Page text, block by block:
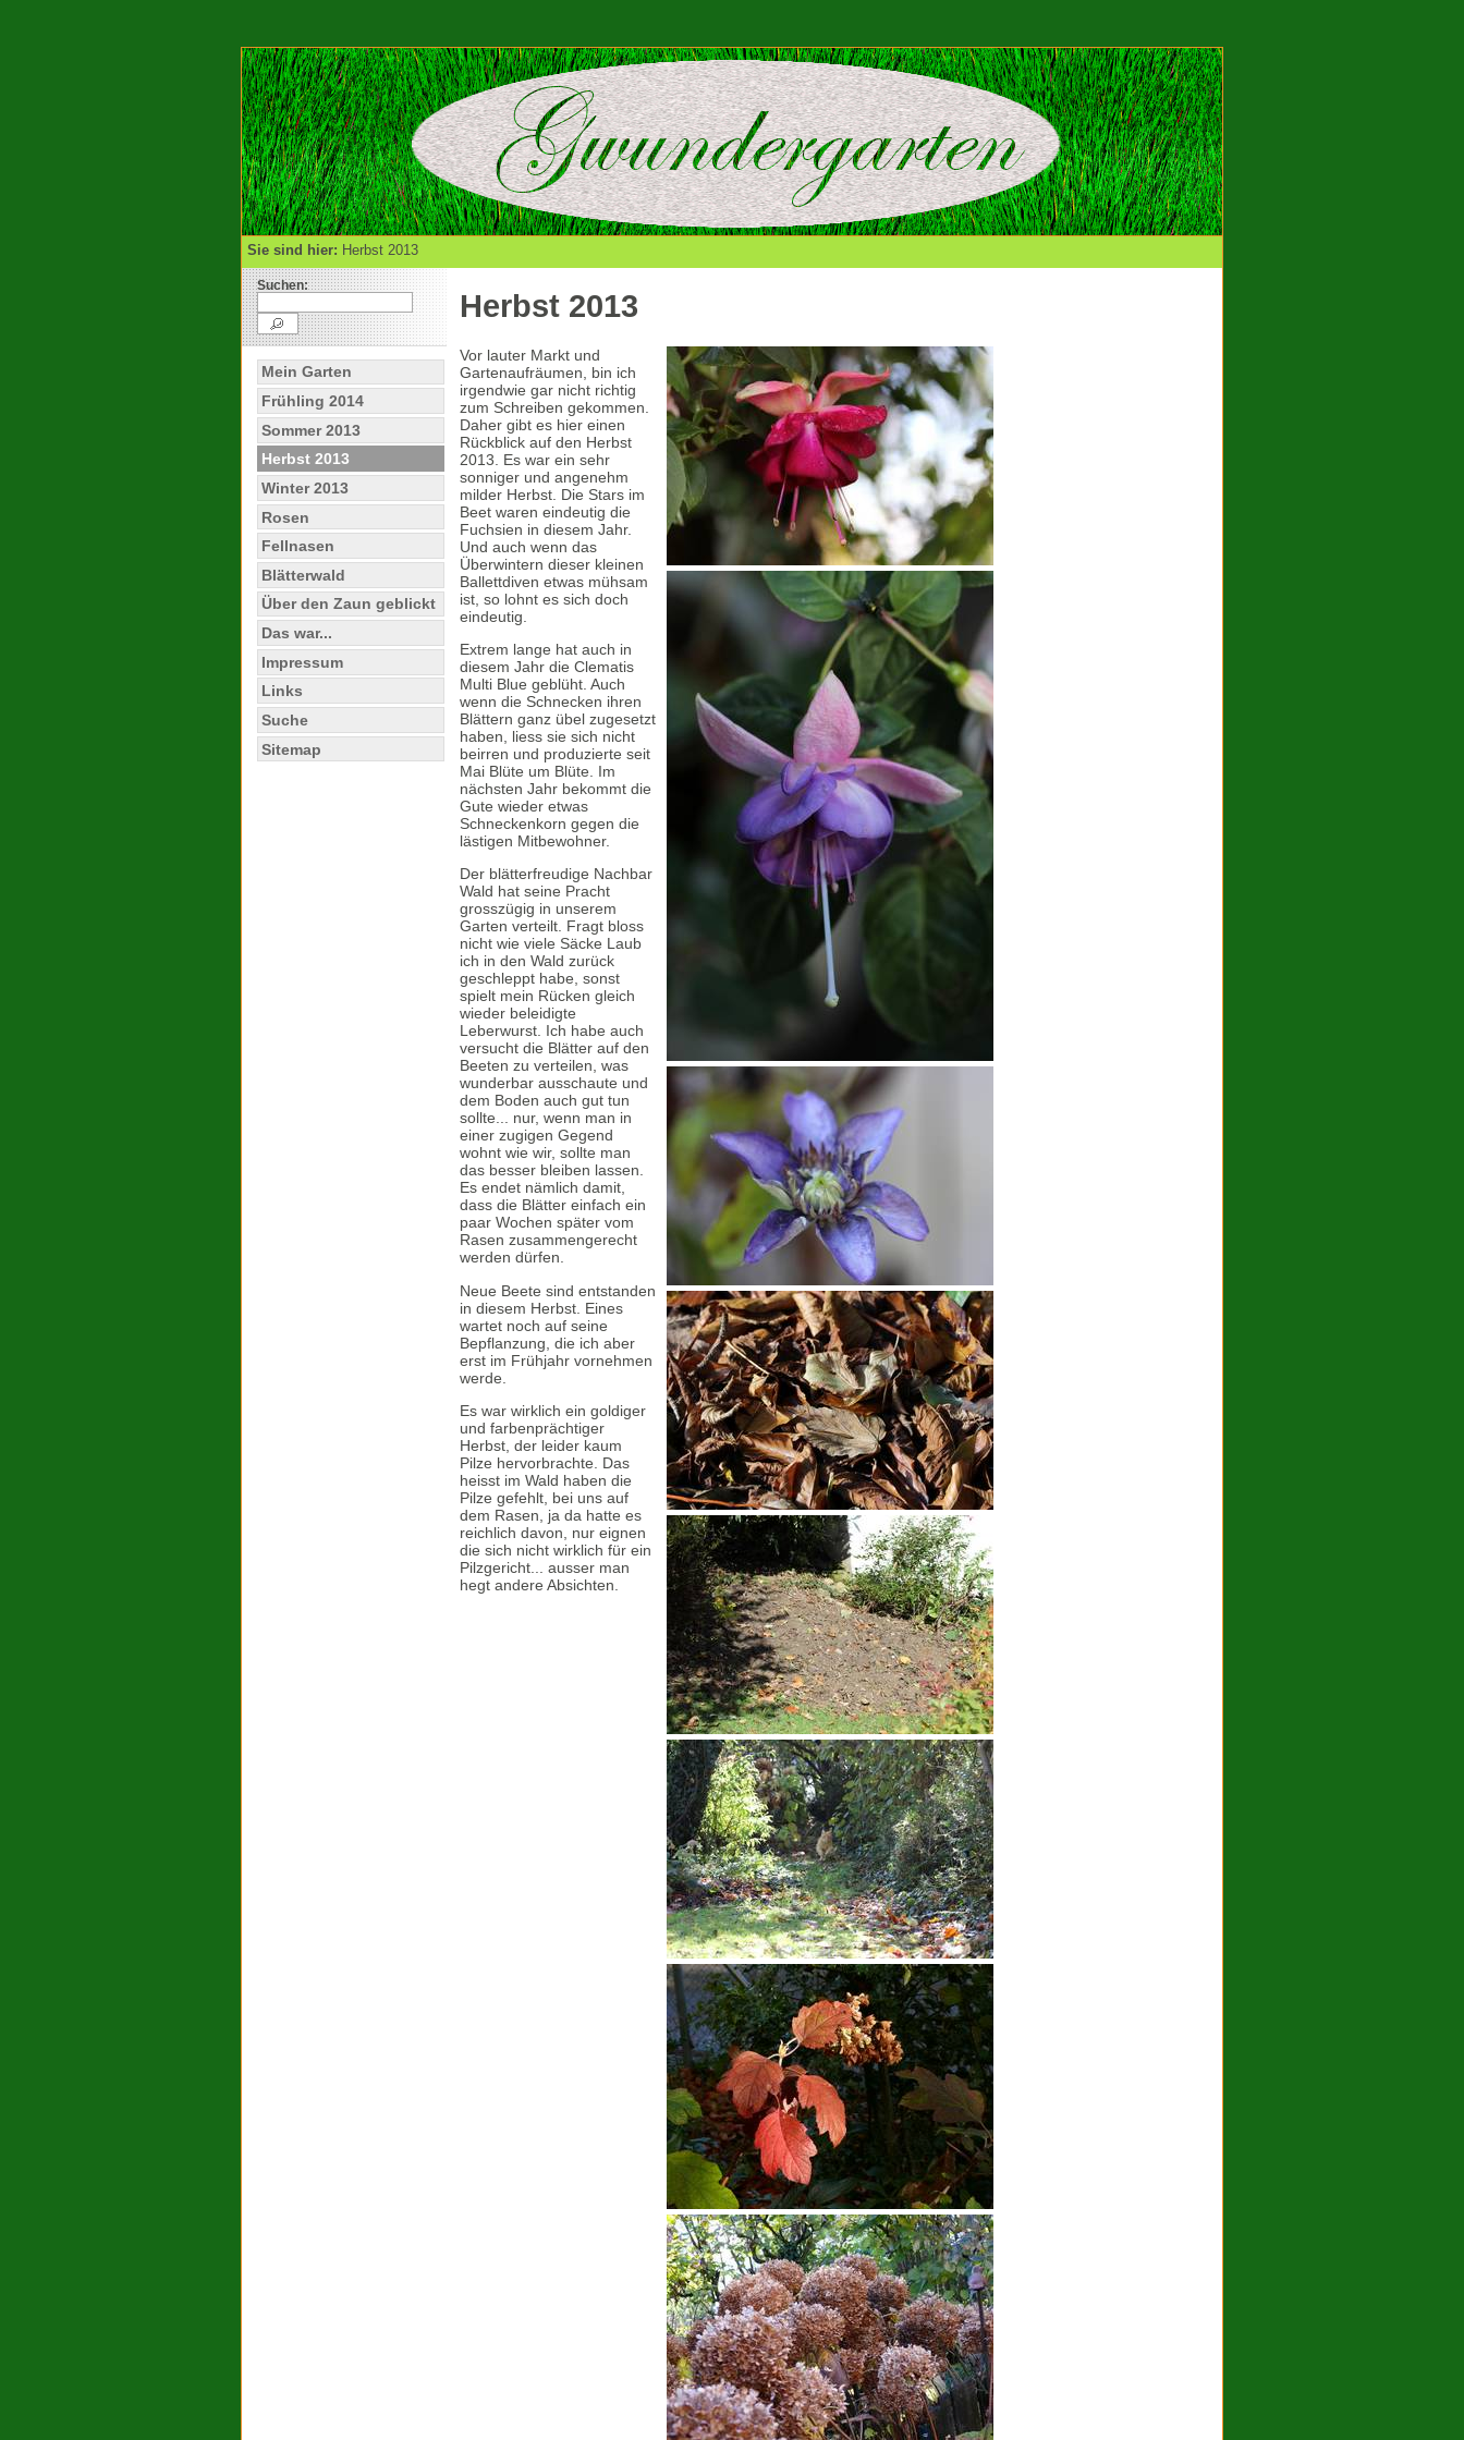
Sie sind hier: Herbst 2013
Suchen:
Mein Garten
Frühling 2014
Sommer 2013
Herbst 2013
Winter 2013
Rosen
Fellnasen
Blätterwald
Über den Zaun geblickt
Das war...
Impressum
Links
Suche
Sitemap
Herbst 2013
Vor lauter Markt und
Gartenaufräumen, bin ich
irgendwie gar nicht richtig
zum Schreiben gekommen.
Daher gibt es hier einen
Rückblick auf den Herbst
2013. Es war ein sehr
sonniger und angenehm
milder Herbst. Die Stars im
Beet waren eindeutig die
Fuchsien in diesem Jahr.
Und auch wenn das
Überwintern dieser kleinen
Ballettdiven etwas mühsam
ist, so lohnt es sich doch
eindeutig.
Extrem lange hat auch in
diesem Jahr die Clematis
Multi Blue geblüht. Auch
wenn die Schnecken ihren
Blättern ganz übel zugesetzt
haben, liess sie sich nicht
beirren und produzierte seit
Mai Blüte um Blüte. Im
nächsten Jahr bekommt die
Gute wieder etwas
Schneckenkorn gegen die
lästigen Mitbewohner.
Der blätterfreudige Nachbar
Wald hat seine Pracht
grosszügig in unserem
Garten verteilt. Fragt bloss
nicht wie viele Säcke Laub
ich in den Wald zurück
geschleppt habe, sonst
spielt mein Rücken gleich
wieder beleidigte
Leberwurst. Ich habe auch
versucht die Blätter auf den
Beeten zu verteilen, was
wunderbar ausschaute und
dem Boden auch gut tun
sollte... nur, wenn man in
einer zugigen Gegend
wohnt wie wir, sollte man
das besser bleiben lassen.
Es endet nämlich damit,
dass die Blätter einfach ein
paar Wochen später vom
Rasen zusammengerecht
werden dürfen.
Neue Beete sind entstanden
in diesem Herbst. Eines
wartet noch auf seine
Bepflanzung, die ich aber
erst im Frühjahr vornehmen
werde.
Es war wirklich ein goldiger
und farbenprächtiger
Herbst, der leider kaum
Pilze hervorbrachte. Das
heisst im Wald haben die
Pilze gefehlt, bei uns auf
dem Rasen, ja da hatte es
reichlich davon, nur eignen
die sich nicht wirklich für ein
Pilzgericht... ausser man
hegt andere Absichten.